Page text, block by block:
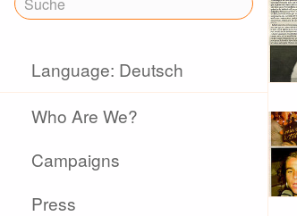
Language: Deutsch
Who Are We?
Campaigns
Press